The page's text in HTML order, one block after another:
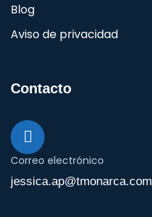
Blog
Aviso de privacidad
Contacto
Correo electrónico
jessica.ap@tmonarca.com